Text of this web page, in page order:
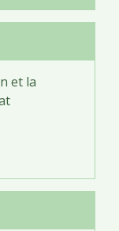
et la